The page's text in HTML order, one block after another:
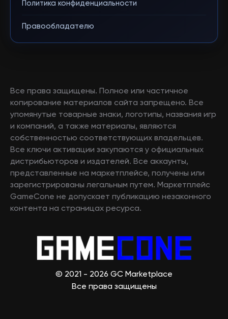
Политика конфиденциальности
Правообладателю
Все права защищены. Полное или частичное
копирование материалов сайта запрещено. Все
упомянутые товарные знаки, логотипы, названия игр
и компаний, а также материалы, являются
собственностью соответствующих владельцев.
Все ключи активации закупаются у официальных
дистрибьюторов и издателей. Все аккаунты,
представленные на маркетплейсе, получены или
зарегистрированы легальным путем. Маркетплейс
GameCone не допускает публикацию незаконного
контента на страницах ресурса.
© 2021 - 2026 GC Marketplace
Все права защищены